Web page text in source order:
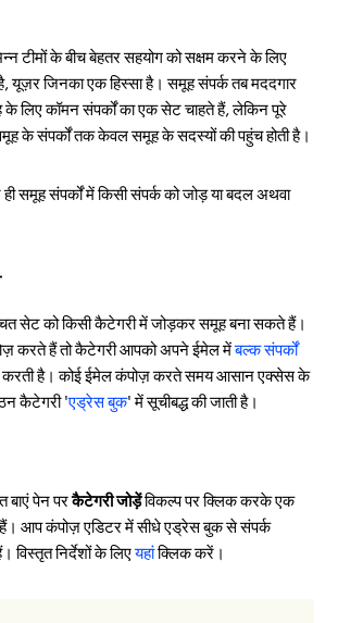
टीमों के बीच बेहतर सहयोग को सक्षम करने के लिए
यूज़र जिनका एक हिस्सा है। समूह संपर्क तब मददगार
लिए कॉमन संपर्कों का एक सेट चाहते हैं, लेकिन पूरे
के संपर्कों तक केवल समूह के सदस्यों की पहुंच होती है।
समूह संपर्कों में किसी संपर्क को जोड़ या बदल अथवा
सेट को किसी कैटेगरी में जोड़कर समूह बना सकते हैं।
करते हैं तो कैटेगरी आपको अपने ईमेल मेंबल्क संपर्कों
है। कोई ईमेल कंपोज़ करते समय आसान एक्सेस के
कैटेगरी 'एड्रेस बुक' में सूचीबद्ध की जाती है।
बाएं पेन परकैटेगरी जोड़ेंविकल्प पर क्लिक करके एक
आप कंपोज़ एडिटर में सीधे एड्रेस बुक से संपर्क
विस्तृत निर्देशों के लिएयहांक्लिक करें।